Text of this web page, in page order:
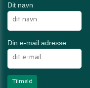
Dit navn
Din e-mail adresse